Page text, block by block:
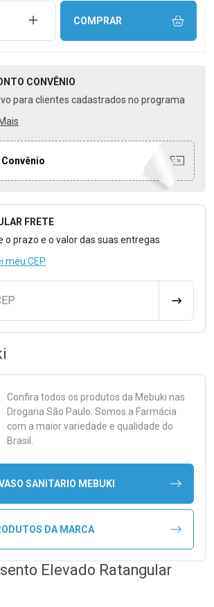
UNIDADEAUMENTAR UMA UNIDADE
COMPRAR
CONVÊNIO
para clientes cadastrados no programa
Calcular o Frete
FRETE
o prazo e o valor das suas entregas
meu CEP
Confira todos os produtos da Mebuki nas
Drogaria São Paulo. Somos a Farmácia
com a maior variedade e qualidade do
Brasil.
SANITARIO MEBUKI
DA MARCA
Elevado Ratangular